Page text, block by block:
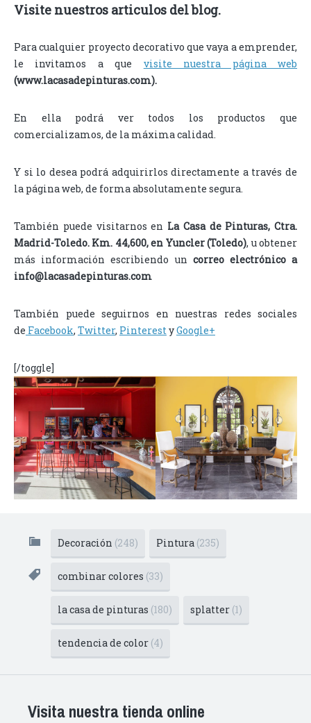
Visite nuestros articulos del blog.
Para cualquier proyecto decorativo que vaya a emprender,
le invitamos a que visite nuestra página web
(www.lacasadepinturas.com).
En ella podrá ver todos los productos que
comercializamos, de la máxima calidad.
Y si lo desea podrá adquirirlos directamente a través de
la página web, de forma absolutamente segura.
También puede visitarnos en La Casa de Pinturas, Ctra.
Madrid-Toledo. Km. 44,600, en Yuncler (Toledo), u obtener
más información escribiendo un correo electrónico a
info@lacasadepinturas.com
También puede seguirnos en nuestras redes sociales
de Facebook, Twitter, Pinterest yGoogle+
[/toggle]
Decoración (248) Pintura (235)
combinar colores (33)
la casa de pinturas (180) splatter (1)
tendencia de color (4)
Visita nuestra tienda online